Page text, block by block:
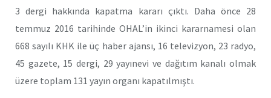
3 dergi hakkında kapatma kararı çıktı. Daha önce 28
temmuz 2016 tarihinde OHAL’in ikinci kararnamesi olan
668 sayılı KHK ile üç haber ajansı, 16 televizyon, 23 radyo,
45 gazete, 15 dergi, 29 yayınevi ve dağıtım kanalı olmak
üzere toplam 131 yayın organı kapatılmıştı.